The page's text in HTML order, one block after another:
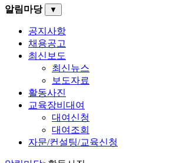
알림마당 ▼
공지사항
채용공고
최신보도
최신뉴스
보도자료
활동사진
교육장비대여
대여신청
대여조회
자문/컨설팅/교육신청